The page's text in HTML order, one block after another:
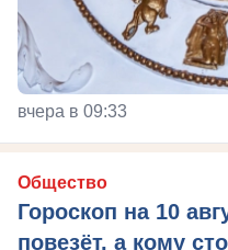
вчера в 09:33
Общество
Гороскоп на 10
повезёт, а кому